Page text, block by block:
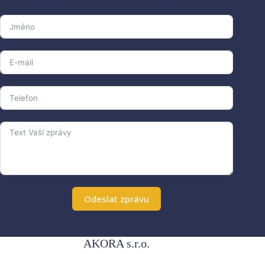
Odeslat zprávu
l
AKORA s.r.o.